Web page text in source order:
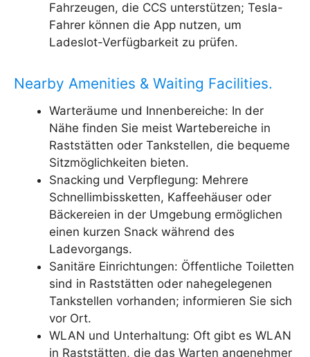
Fahrzeugen, die CCS unterstützen; Tesla-
Fahrer können die App nutzen, um
Ladeslot-Verfügbarkeit zu prüfen.
Nearby Amenities & Waiting Facilities.
Warteräume und Innenbereiche: In der
Nähe finden Sie meist Wartebereiche in
Raststätten oder Tankstellen, die bequeme
Sitzmöglichkeiten bieten.
Snacking und Verpflegung: Mehrere
Schnellimbissketten, Kaffeehäuser oder
Bäckereien in der Umgebung ermöglichen
einen kurzen Snack während des
Ladevorgangs.
Sanitäre Einrichtungen: Öffentliche Toiletten
sind in Raststätten oder nahegelegenen
Tankstellen vorhanden; informieren Sie sich
vor Ort.
WLAN und Unterhaltung: Oft gibt es WLAN
in Raststätten, die das Warten angenehmer